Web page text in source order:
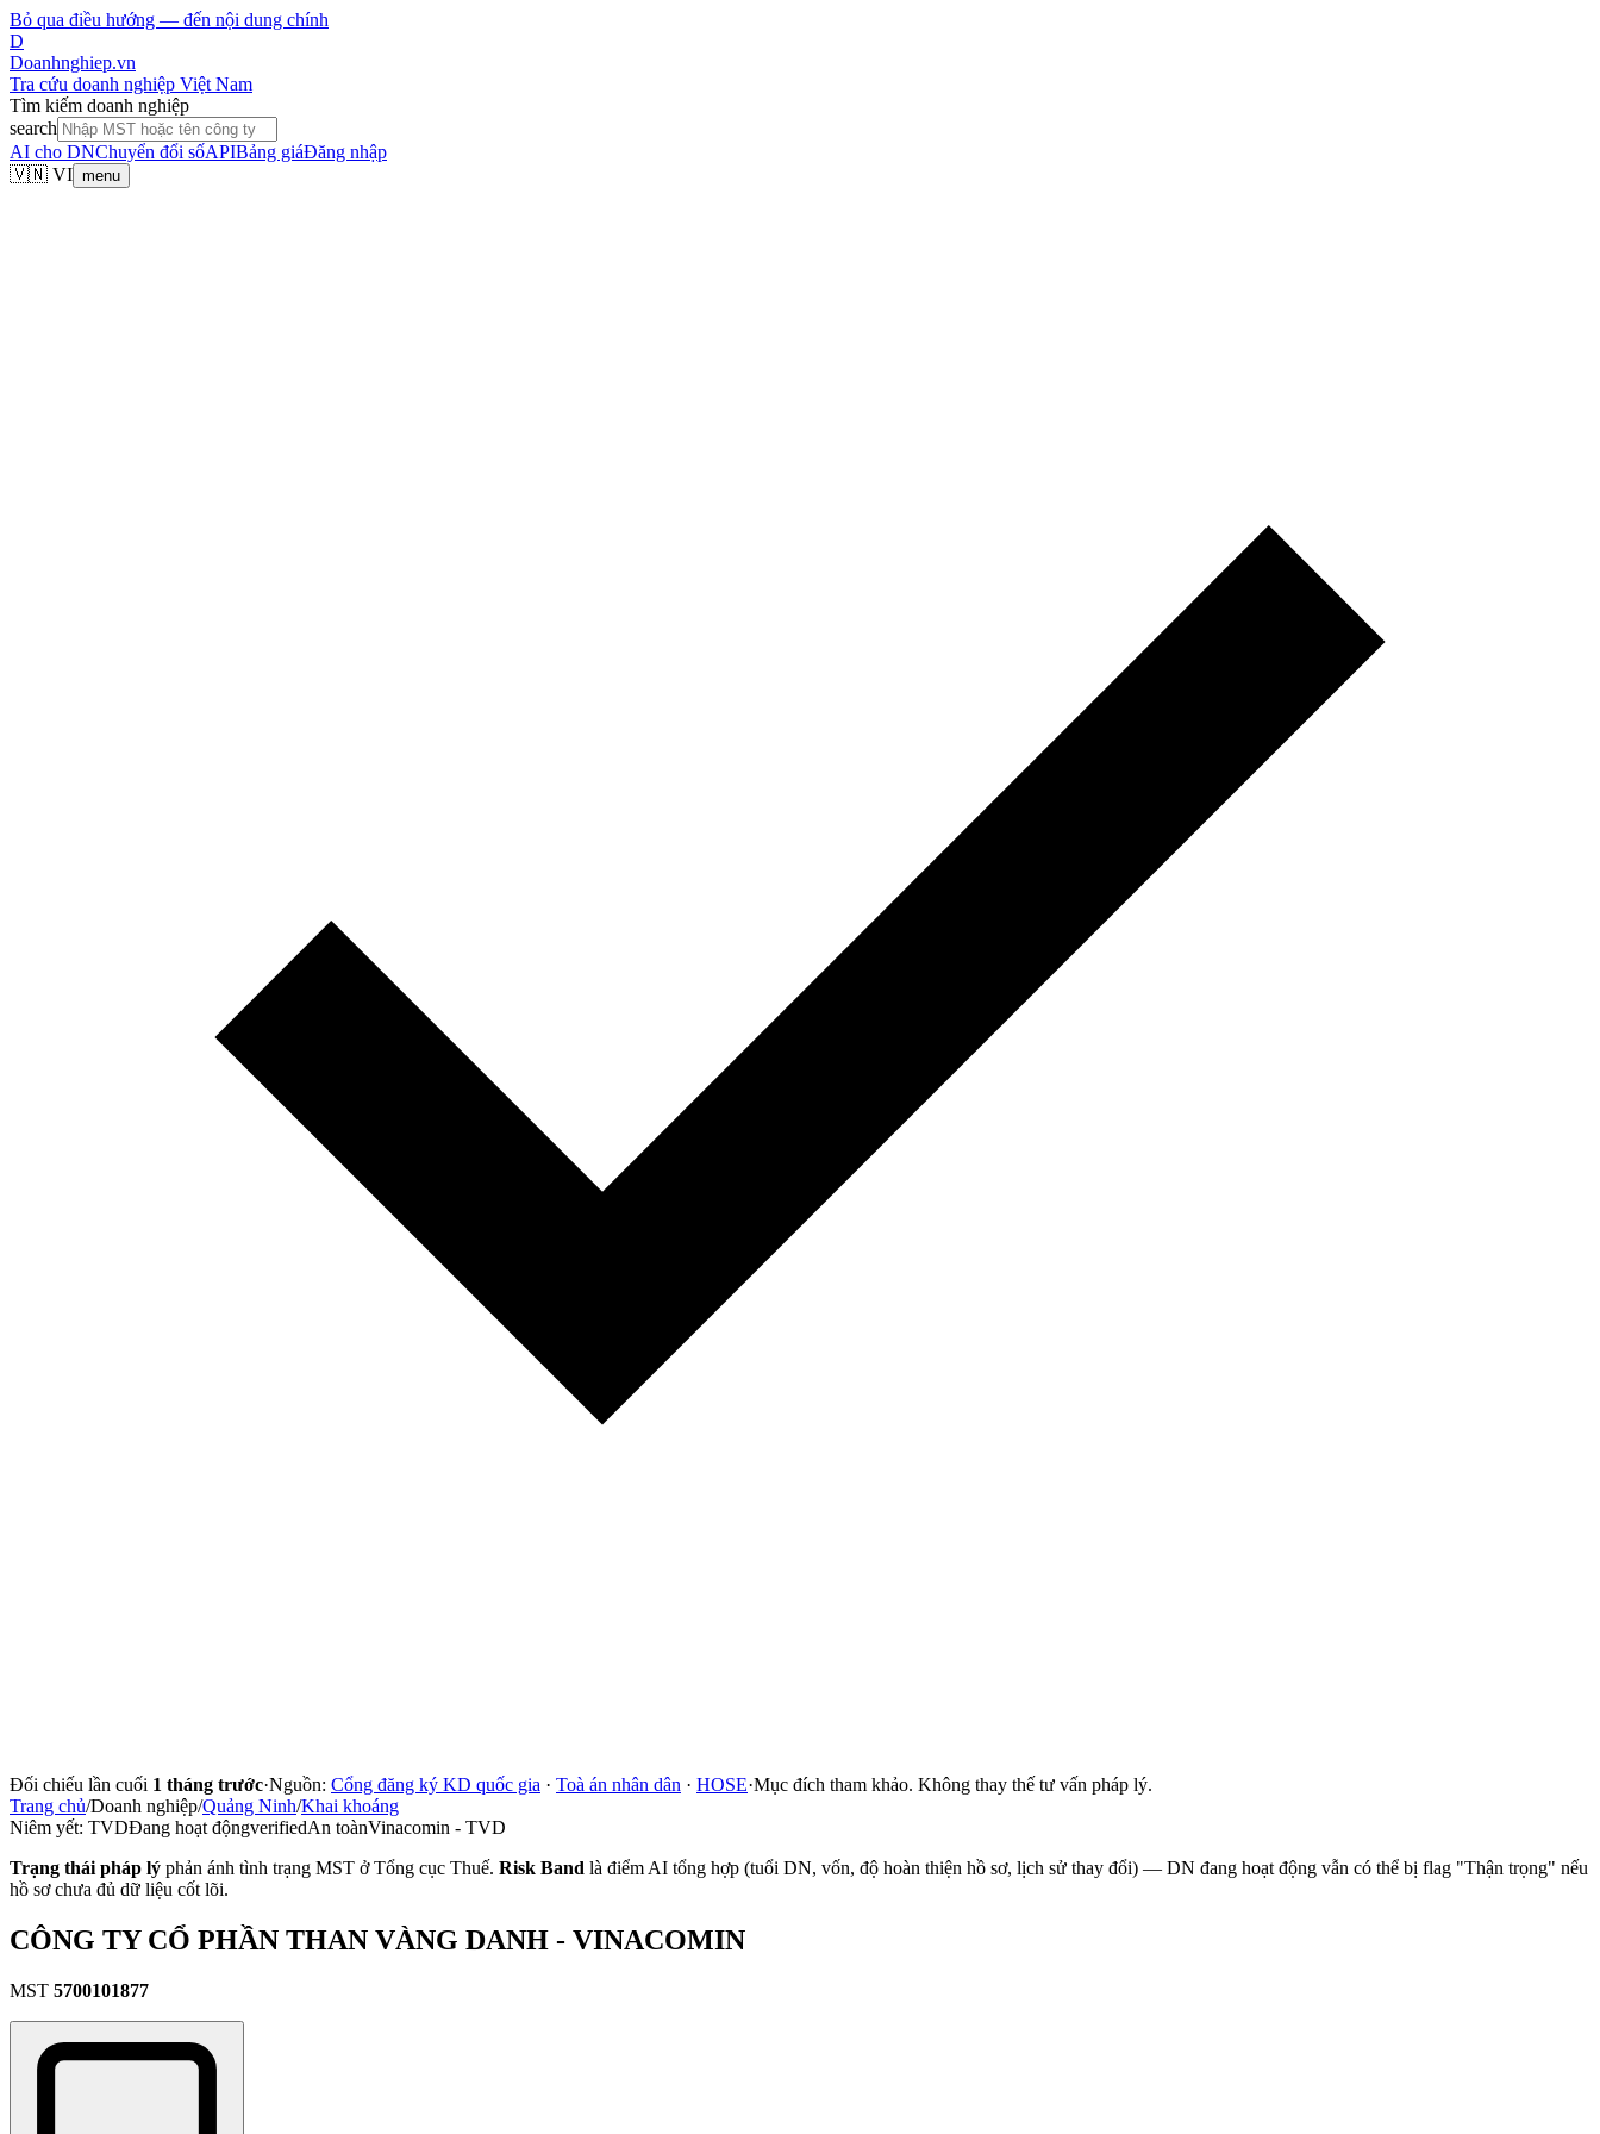
Bỏ qua điều hướng — đến nội dung chính
D
Doanhnghiep.vn
Tra cứu doanh nghiệp Việt Nam
Tìm kiếm doanh nghiệp
search
AI cho DNChuyển đổi sốAPIBảng giáĐăng nhập
🇻🇳 VI menu
Đối chiếu lần cuối 1 tháng trước·Nguồn: Cổng đăng ký KD quốc gia · Toà án nhân dân · HOSE·Mục đích tham khảo. Không thay thế tư vấn pháp lý.
Trang chủ/Doanh nghiệp/Quảng Ninh/Khai khoáng
Niêm yết: TVDĐang hoạt độngverifiedAn toànVinacomin - TVD
Trạng thái pháp lý phản ánh tình trạng MST ở Tổng cục Thuế. Risk Band là điểm AI tổng hợp (tuổi DN, vốn, độ hoàn thiện hồ sơ, lịch sử thay đổi) — DN đang hoạt động vẫn có thể bị flag "Thận trọng" nếu
hồ sơ chưa đủ dữ liệu cốt lõi.
CÔNG TY CỔ PHẦN THAN VÀNG DANH - VINACOMIN
MST 5700101877